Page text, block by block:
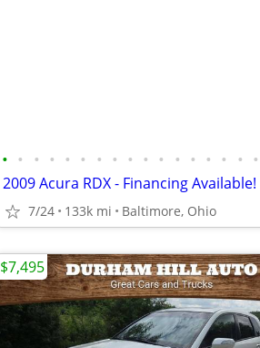
• • • • • • • • • • • • • • • • •
2009 Acura RDX - Financing Available!
7/24 133k mi Baltimore, Ohio
$7,495